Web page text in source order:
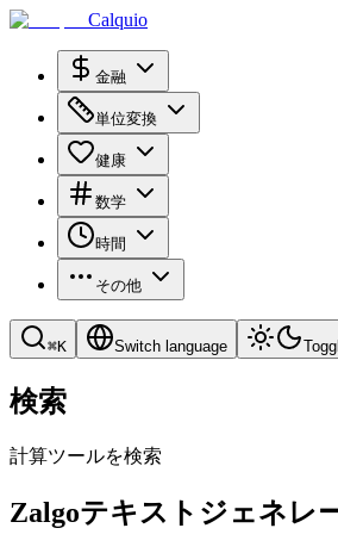
Calquio
金融
単位変換
健康
数学
時間
その他
⌘K Switch language
検索
計算ツールを検索
Zalgoテキストジェネレ